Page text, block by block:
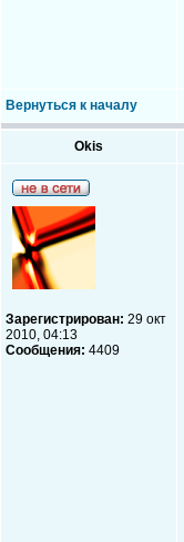
Вернуться к началу
Okis
Зарегистрирован: 29 окт
2010, 04:13
Сообщения: 4409